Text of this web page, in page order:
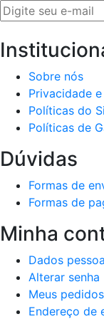
Sobre nós
Privacidade
Políticas do
Políticas de
Dúvidas
Formas de
Formas de
Minha
Dados
Alterar senha
Meus pedidos
Endereço de